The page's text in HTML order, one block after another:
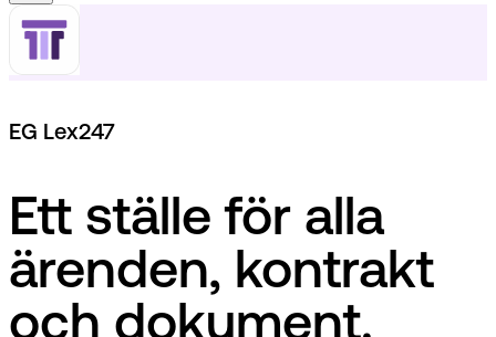
EG Lex247
Ett ställe för alla
ärenden, kontrakt